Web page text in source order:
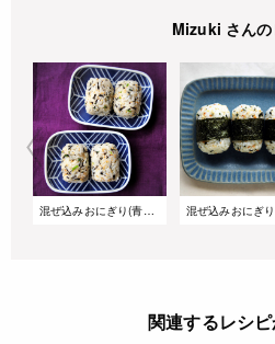
Mizuki さん
混ぜ込みおにぎり(青菜ひじき)
関連するレシ